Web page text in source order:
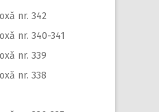
nr. 342
nr. 340-341
nr. 339
nr. 338